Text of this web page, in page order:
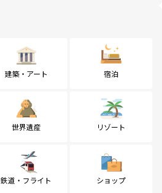
建築・アート 宿泊
世界遺産 リゾート
鉄道・フライト ショップ